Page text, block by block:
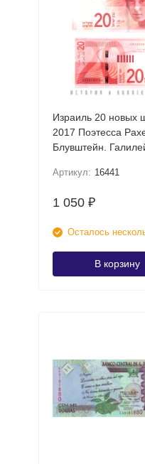
Израиль 20 новых
2017 Поэтесса
Блувштейн.
Артикул: 16441
1 050 ₽
Осталось
В корзину